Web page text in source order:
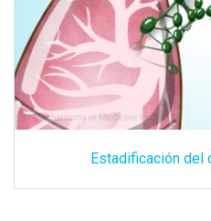
Estadificación del